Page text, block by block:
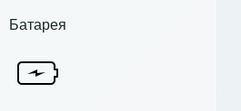
Батарея